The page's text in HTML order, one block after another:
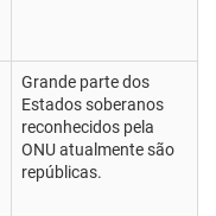
Grande parte dos
Estados soberanos
reconhecidos pela
ONU atualmente são
repúblicas.